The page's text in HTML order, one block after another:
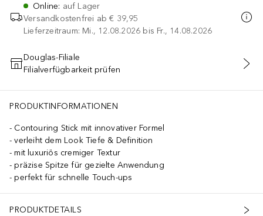
Online: auf Lager
Versandkostenfrei ab € 39,95
Lieferzeitraum: Mi., 12.08.2026 bis Fr., 14.08.2026
IN DEN WARENKORB
Douglas-Filiale
Filialverfügbarkeit prüfen
PRODUKTINFORMATIONEN
Contouring Stick mit innovativer Formel
verleiht dem Look Tiefe & Definition
mit luxuriös cremiger Textur
präzise Spitze für gezielte Anwendung
perfekt für schnelle Touch-ups
PRODUKTDETAILS